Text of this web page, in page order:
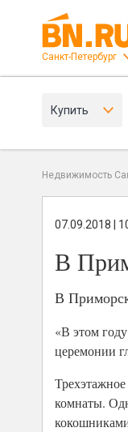
Санкт-Петербург
Купить
Недвижимость
07.09.2018 |
В
В
«В этом
церемонии
комнаты.